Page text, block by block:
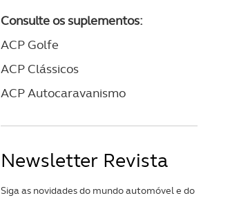
Consulte os suplementos:
ACP Golfe
ACP Clássicos
ACP Autocaravanismo
Newsletter Revista
Siga as novidades do mundo automóvel e do